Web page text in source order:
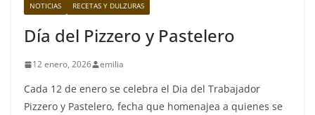
NOTICIAS RECETAS Y DULZURAS
Día del Pizzero y Pastelero
12 enero, 2026 emilia
Cada 12 de enero se celebra el Dia del Trabajador
Pizzero y Pastelero, fecha que homenajea a quienes se